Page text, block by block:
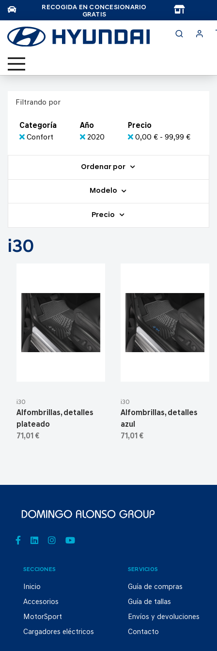
RECOGIDA EN CONCESIONARIO
GRATIS
Filtrando por
Categoría
Confort
Año
2020
Precio
0,00 € - 99,99 €
Ordenar por
Modelo
Precio
i30
i30
Alfombrillas, detalles
plateado
71,01 €
i30
Alfombrillas, detalles
azul
71,01 €
SECCIONES
Inicio
Accesorios
MotorSport
Cargadores eléctricos
SERVICIOS
Guía de compras
Guía de tallas
Envíos y devoluciones
Contacto